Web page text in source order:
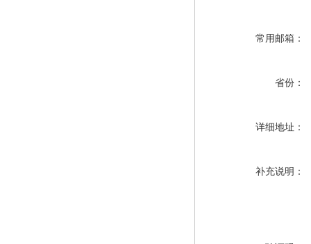
常用邮箱：
省份：
详细地址：
补充说明：